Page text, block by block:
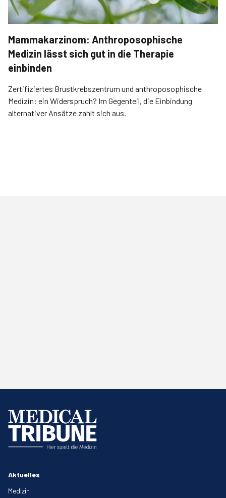
Mammakarzinom: Anthroposophische
Medizin lässt sich gut in die Therapie
einbinden
Zertifiziertes Brustkrebszentrum und anthroposophische
Medizin: ein Widerspruch? Im Gegenteil, die Einbindung
alternativer Ansätze zahlt sich aus.
Aktuelles
Medizin